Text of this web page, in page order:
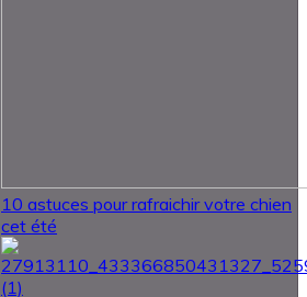
10 astuces pour rafraichir votre chien
cet été